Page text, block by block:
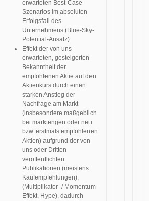
erwarteten Best-Case-
Szenarios im absoluten
Erfolgsfall des
Unternehmens (Blue-Sky-
Potential-Ansatz)
Effekt der von uns
erwarteten, gesteigerten
Bekanntheit der
empfohlenen Aktie auf den
Aktienkurs durch einen
starken Anstieg der
Nachfrage am Markt
(insbesondere maßgeblich
bei marktengen oder neu
bzw. erstmals empfohlenen
Aktien) aufgrund der von
uns oder Dritten
veröffentlichten
Publikationen (meistens
Kaufempfehlungen),
(Multiplikator- / Momentum-
Effekt, Hype), dadurch